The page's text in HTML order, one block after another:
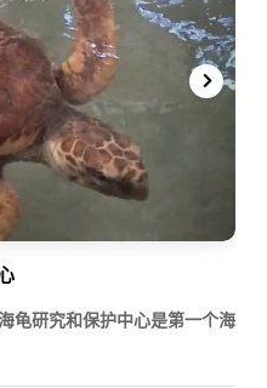
龟研究和保护中心是第一个海